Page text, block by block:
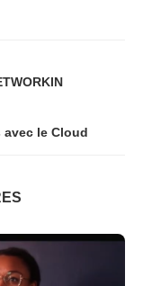
avec le Cloud